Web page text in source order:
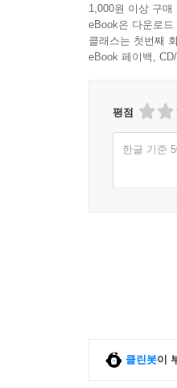
1,000원 이상 구매
eBook은 다운로
클래스는 첫번째
eBook 페이백,
평점
한글 기준
클린봇이